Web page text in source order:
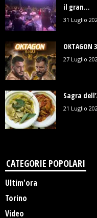
il gran...
31 Luglio
27 Luglio
Sagra
21 Luglio
CATEGORIE POPOLARI
Ultim'ora
Torino
Video